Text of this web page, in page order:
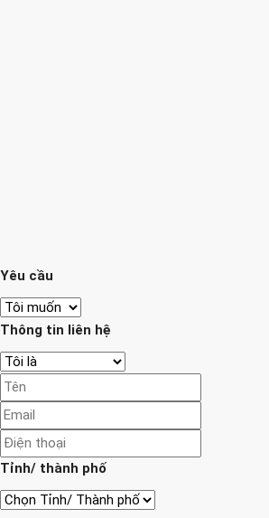
Yêu cầu
Thông tin liên hệ
Tỉnh/ thành phố